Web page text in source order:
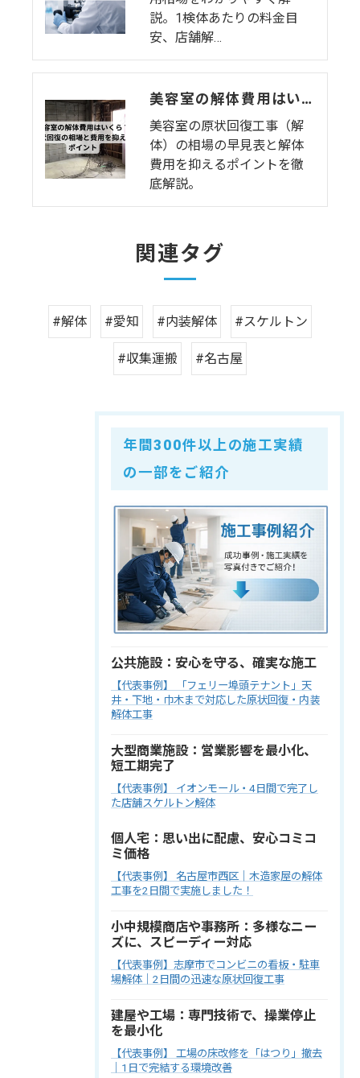
説。1検体あたりの料金目
安、店舗解…
美容室の解体費用はいくら？原状回復の相場と費用を抑えるポイント
美容室の原状回復工事（解
体）の相場の早見表と解体
費用を抑えるポイントを徹
底解説。
関連タグ
#解体 #愛知 #内装解体 #スケルトン
#収集運搬 #名古屋
年間300件以上の施工実績
の一部をご紹介
公共施設：安心を守る、確実な施工
【代表事例】 「フェリー埠頭テナント」天
井・下地・巾木まで対応した原状回復・内装
解体工事
大型商業施設：営業影響を最小化、
短工期完了
【代表事例】 イオンモール・4日間で完了し
た店舗スケルトン解体
個人宅：思い出に配慮、安心コミコ
ミ価格
【代表事例】 名古屋市西区｜木造家屋の解体
工事を2日間で実施しました！
小中規模商店や事務所：多様なニー
ズに、スピーディー対応
【代表事例】志摩市でコンビニの看板・駐車
場解体｜2日間の迅速な原状回復工事
建屋や工場：専門技術で、操業停止
を最小化
【代表事例】 工場の床改修を「はつり」撤去
｜1日で完結する環境改善